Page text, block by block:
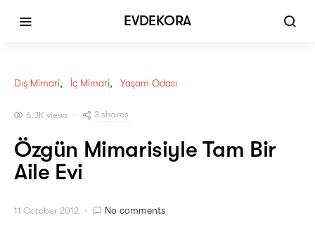
EVDEKORA
Dış Mimari İç Mimari Yaşam Odası
6.3K views 3 shares
Özgün Mimarisiyle Tam Bir
Aile Evi
11 October 2012 No comments